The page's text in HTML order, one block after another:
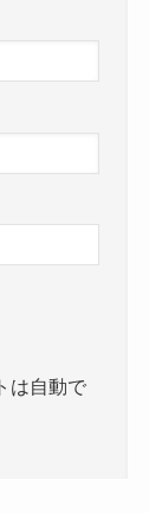
は自動で